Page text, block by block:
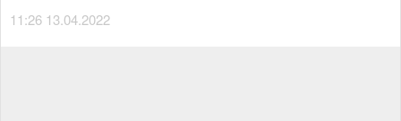
11:26 13.04.2022